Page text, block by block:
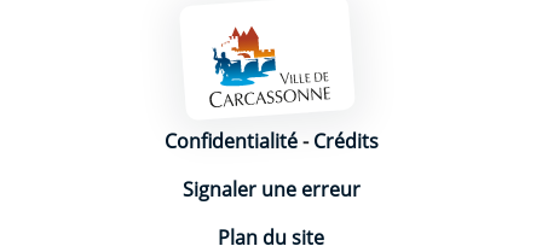
Mentions légales
Confidentialité-Crédits
Signaler une erreur
Plan du site